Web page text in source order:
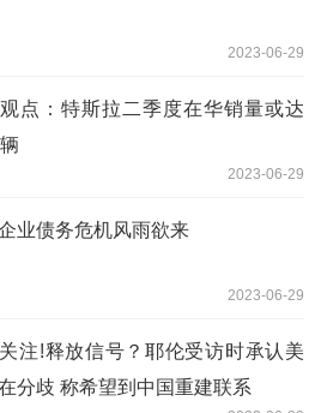
2023-06-29
点：特斯拉二季度在华销量或达
2023-06-29
业债务危机风雨欲来
2023-06-29
注!释放信号？耶伦受访时承认美
分歧 称希望到中国重建联系